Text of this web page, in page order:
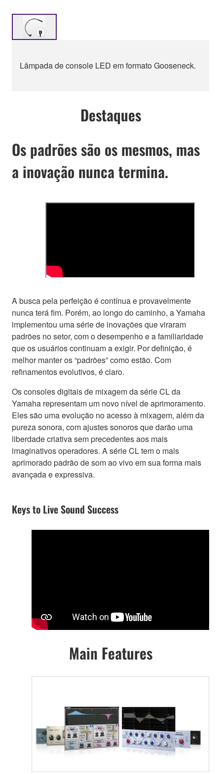
Lâmpada de console LED em formato Gooseneck.
Destaques
Os padrões são os mesmos, mas
a inovação nunca termina.
A busca pela perfeição é contínua e provavelmente
nunca terá fim. Porém, ao longo do caminho, a Yamaha
implementou uma série de inovações que viraram
padrões no setor, com o desempenho e a familiaridade
que os usuários continuam a exigir. Por definição, é
melhor manter os “padrões” como estão. Com
refinamentos evolutivos, é claro.
Os consoles digitais de mixagem da série CL da
Yamaha representam um novo nível de aprimoramento.
Eles são uma evolução no acesso à mixagem, além da
pureza sonora, com ajustes sonoros que darão uma
liberdade criativa sem precedentes aos mais
imaginativos operadores. A série CL tem o mais
aprimorado padrão de som ao vivo em sua forma mais
avançada e expressiva.
Keys to Live Sound Success
Main Features